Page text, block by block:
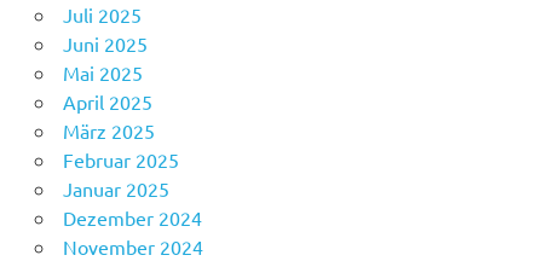
Juli 2025
Juni 2025
Mai 2025
April 2025
März 2025
Februar 2025
Januar 2025
Dezember 2024
November 2024